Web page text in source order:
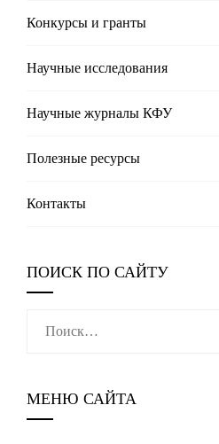
Конкурсы и гранты
Научные исследования
Научные журналы КФУ
Полезные реcурсы
Контакты
ПОИСК ПО САЙТУ
МЕНЮ САЙТА